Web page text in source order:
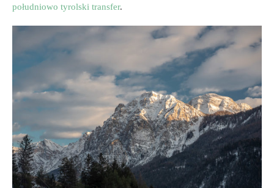
południowo tyrolski transfer.